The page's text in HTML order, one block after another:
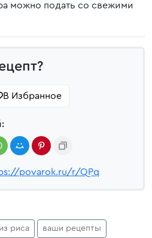
можно подать со свежими
В Избранное
povarok.ru/r/QPq
риса ваши рецепты